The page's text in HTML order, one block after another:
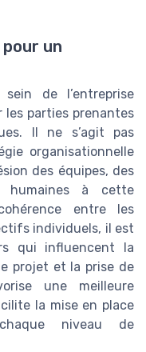
un
de l’entreprise
les parties prenantes
Il ne s’agit pas
organisationnelle
des équipes, des
humaines à cette
entre les
individuels, il est
qui influencent la
projet et la prise de
une meilleure
la mise en place
niveau de